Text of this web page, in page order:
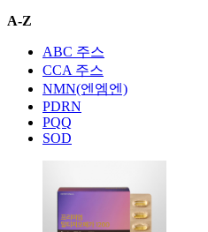
A-Z
ABC 주스
CCA 주스
NMN(엔엠엔)
PDRN
PQQ
SOD